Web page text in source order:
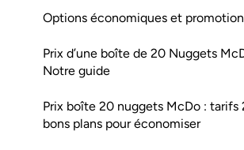
Options économiques et
Prix d’une boîte de 20 Nuggets
Notre guide
Prix boîte 20 nuggets McDo : tarifs
bons plans pour économiser